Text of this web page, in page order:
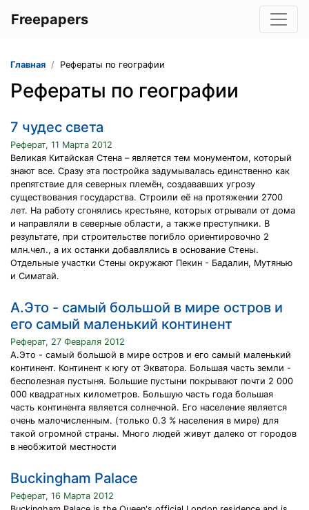
Freepapers
Главная Рефераты по географии
Рефераты по географии
7 чудес света
Реферат, 11 Марта 2012
Великая Китайская Стена – является тем монументом, который
знают все. Сразу эта постройка задумывалась единственно как
препятствие для северных племён, создававших угрозу
существования государства. Строили её на протяжении 2700
лет. На работу сгонялись крестьяне, которых отрывали от дома
и направляли в северные области, а также преступники. В
результате, при строительстве погибло ориентировочно 2
млн.чел., а их останки добавлялись в основание Стены.
Отдельные участки Стены окружают Пекин - Бадалин, Мутянью
и Симатай.
A.Это - самый большой в мире остров и
его самый маленький континент
Реферат, 27 Февраля 2012
A.Это - самый большой в мире остров и его самый маленький
континент. Континент к югу от Экватора. Большая часть земли -
бесполезная пустыня. Большие пустыни покрывают почти 2 000
000 квадратных километров. Большую часть года большая
часть континента является солнечной. Его население является
очень малочисленным. (только 0.3 % населения в мире) для
такой огромной страны. Много людей живут далеко от городов
в необжитой местности
Buckingham Palace
Реферат, 16 Марта 2012